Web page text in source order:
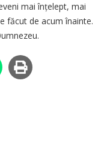
mai înțelept, mai
făcut de acum înainte.